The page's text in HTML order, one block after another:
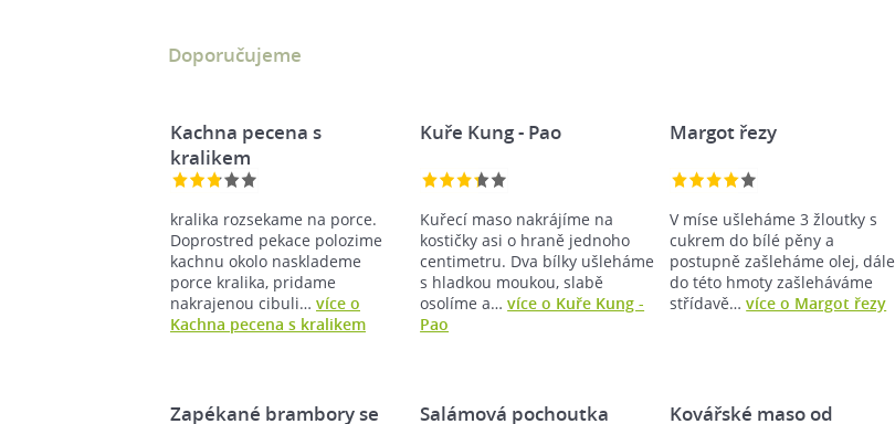
Doporučujeme
Kachna pecena s
kralikem
kralika rozsekame na porce.
Doprostred pekace polozime
kachnu okolo nasklademe
porce kralika, pridame
nakrajenou cibuli… více o
Kachna pecena s kralikem
Kuře Kung - Pao
Kuřecí maso nakrájíme na
kostičky asi o hraně jednoho
centimetru. Dva bílky ušleháme
s hladkou moukou, slabě
osolíme a…více o Kuře Kung -
Pao
Margot řezy
V míse ušleháme 3 žloutky s
cukrem do bílé pěny a
postupně zašleháme olej, dále
do této hmoty zašleháváme
střídavě…více o Margot řezy
Zapékané brambory se Salámová pochoutka Kovářské maso od